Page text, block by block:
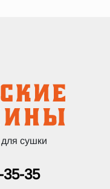
сушки
35